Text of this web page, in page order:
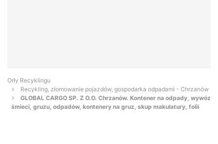
Orły Recyklingu
Recykling, złomowanie pojazdów, gospodarka odpadami - Chrzanów
GLOBAL CARGO SP. Z O.O. Chrzanów. Kontener na odpady, wywóz
śmieci, gruzu, odpadów, kontenery na gruz, skup makulatury, folii